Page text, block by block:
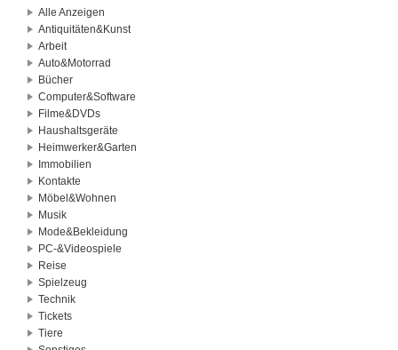
Alle Anzeigen
Antiquitäten&Kunst
Arbeit
Auto&Motorrad
Bücher
Computer&Software
Filme&DVDs
Haushaltsgeräte
Heimwerker&Garten
Immobilien
Kontakte
Möbel&Wohnen
Musik
Mode&Bekleidung
PC-&Videospiele
Reise
Spielzeug
Technik
Tickets
Tiere